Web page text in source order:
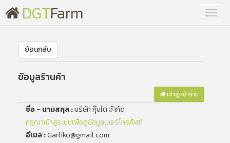
DGTFarm
ย้อนกลับ
ข้อมูลร้านค้า
เข้าสู่หน้าร้าน
ชื่อ - นามสกุล :บริษัท กุ๊บไต จำกัด
กรุณาเข้าสู่ระบบเพื่อดูข้อมูลเบอร์โทรศัพท์
อีเมล :Garliko@gmail.com